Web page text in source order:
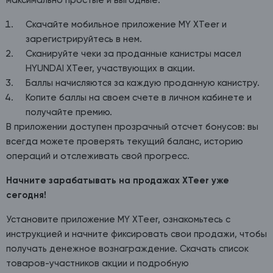
Скачайте мобильное приложение MY XTeer и
зарегистрируйтесь в нем.
Сканируйте чеки за проданные канистры масел
HYUNDAI XTeer, участвующих в акции.
Баллы начисляются за каждую проданную канистру.
Копите баллы на своем счете в личном кабинете и
получайте премию.
В приложении доступен прозрачный отсчет бонусов: вы
всегда можете проверять текущий баланс, историю
операций и отслеживать свой прогресс.
Начните зарабатывать на продажах XTeer уже
сегодня!
Установите приложение MY XTeer, ознакомьтесь с
инструкцией и начните фиксировать свои продажи, чтобы
получать денежное вознаграждение. Скачать список
товаров-участников акции и подробную